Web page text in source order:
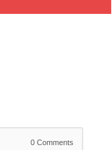
0 Comments